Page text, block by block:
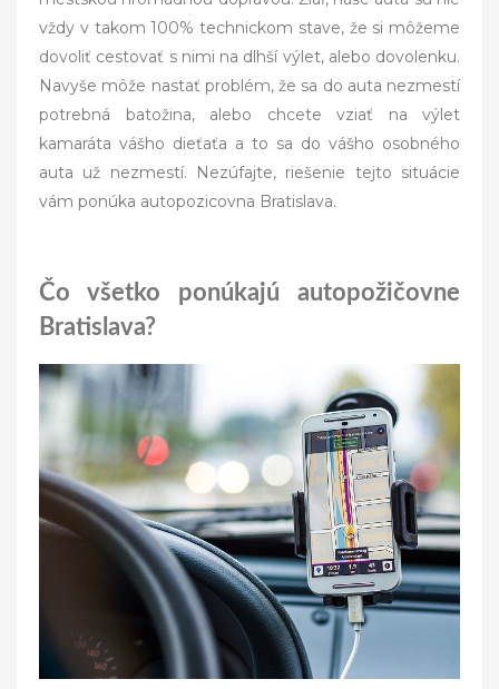
vždy v takom 100% technickom stave, že si môžeme
dovoliť cestovať s nimi na dlhší výlet, alebo dovolenku.
Navyše môže nastať problém, že sa do auta nezmestí
potrebná batožina, alebo chcete vziať na výlet
kamaráta vášho dieťaťa a to sa do vášho osobného
auta už nezmestí. Nezúfajte, riešenie tejto situácie
vám ponúka autopozicovna Bratislava.
Čo všetko ponúkajú autopožičovne
Bratislava?